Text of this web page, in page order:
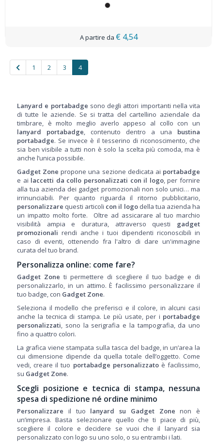
€ 4,54
1 2 3 4
Lanyard e portabadge sono degli attori importanti nella vita
di tutte le aziende. Se si tratta del cartellino aziendale da
timbrare, è molto meglio averlo appeso al collo con un
lanyard portabadge, contenuto dentro a una bustina
portabadge. Se invece è il tesserino di riconoscimento, che
sia ben visibile a tutti non è solo la scelta più comoda, ma è
anche l’unica possibile.
Gadget Zone propone una sezione dedicata ai portabadge
e ai laccetti da collo personalizzati con il logo, per fornire
alla tua azienda dei gadget promozionali non solo unici… ma
irrinunciabili. Per quanto riguarda il ritorno pubblicitario,
personalizzare questi articoli con il logodella tua azienda ha
un impatto molto forte. Oltre ad assicarare al tuo marchio
visibilità ampia e duratura, attraverso questi gadget
promozionali rendi anche i tuoi dipendenti riconoscibili in
caso di eventi, ottenendo fra l'altro di dare un'immagine
curata del tuo brand.
Personalizza online: come fare?
Gadget Zone ti permettere di scegliere il tuo badge e di
personalizzarlo, in un attimo. È facilissimo personalizzare il
tuo badge, con Gadget Zone.
Seleziona il modello che preferisci e il colore, in alcuni casi
anche la tecnica di stampa. Le più usate, per i portabadge
personalizzati, sono la serigrafia e la tampografia, da uno
fino a quattro colori.
La grafica viene stampata sulla tasca del badge, in un’area la
cui dimensione dipende da quella totale dell’oggetto. Come
vedi, creare il tuo portabadge personalizzatoè facilissimo,
su Gadget Zone.
Scegli posizione e tecnica di stampa, nessuna
spesa di spedizione né ordine minimo
Personalizzare il tuo lanyard su Gadget Zone non è
un’impresa. Basta selezionare quello che ti piace di più,
scegliere il colore e decidere se vuoi che il lanyard sia
personalizzato con logo su uno solo, o su entrambi i lati.